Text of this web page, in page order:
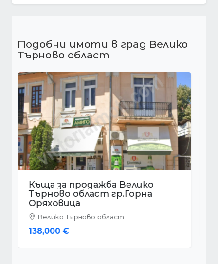
Подобни имоти в град Велико
Търново област
Къща за продажба Велико
Търново област с.Гърдевци
Велико Търново област
52,000 €